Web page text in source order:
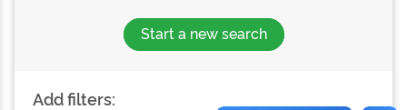
Start a new search
Add filters: